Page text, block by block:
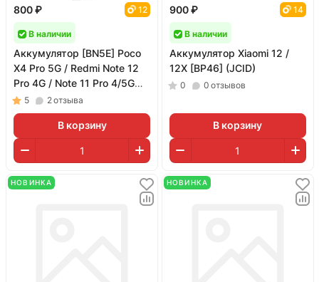
800 ₽ 12
В наличии
Аккумулятор [BN5E] Poco
X4 Pro 5G / Redmi Note 12
Pro 4G / Note 11 Pro 4/5G
(05GSM; 5000 мАч)
5 2отзыва
В корзину
900 ₽ 14
В наличии
Аккумулятор Xiaomi 12 /
12X [BP46] (JCID)
0 0 отзывов
В корзину
НОВИНКА НОВИНКА